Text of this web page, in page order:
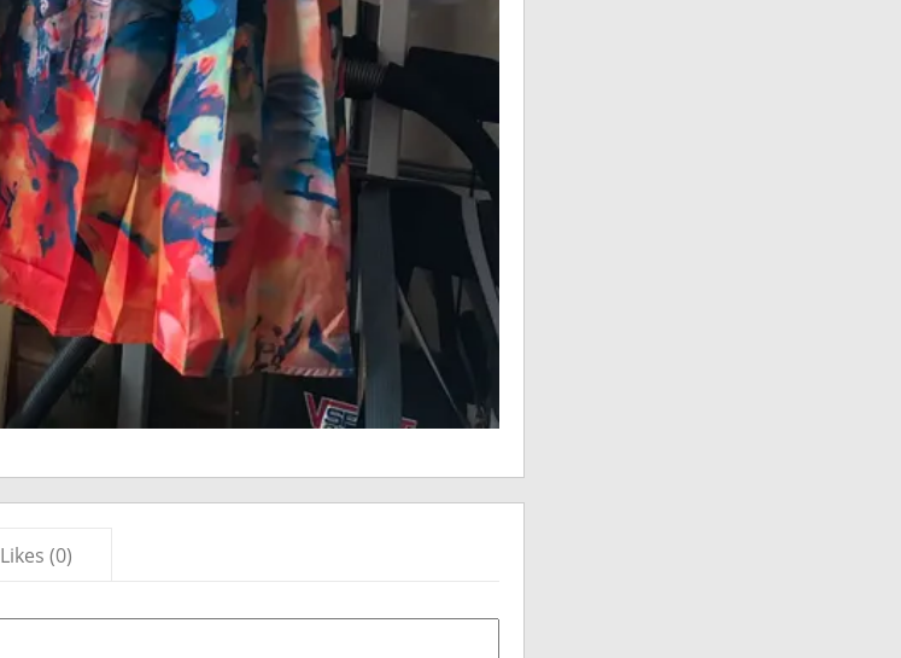
Likes (0)